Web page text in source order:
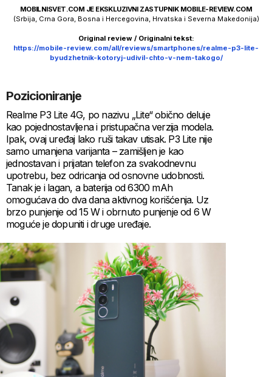
MOBILNISVET.COM JE EKSKLUZIVNI ZASTUPNIK MOBILE-REVIEW.COM
(Srbija, Crna Gora, Bosna i Hercegovina, Hrvatska i Severna Makedonija)
Original review / Originalni tekst:
https://mobile-review.com/all/reviews/smartphones/realme-p3-lite-
byudzhetnik-kotoryj-udivil-chto-v-nem-takogo/
Pozicioniranje
Realme P3 Lite 4G, po nazivu „Lite“ obično deluje
kao pojednostavljena i pristupačna verzija modela.
Ipak, ovaj uređaj lako ruši takav utisak. P3 Lite nije
samo umanjena varijanta – zamišljen je kao
jednostavan i prijatan telefon za svakodnevnu
upotrebu, bez odricanja od osnovne udobnosti.
Tanak je i lagan, a baterija od 6300 mAh
omogućava do dva dana aktivnog korišćenja. Uz
brzo punjenje od 15 W i obrnuto punjenje od 6 W
moguće je dopuniti i druge uređaje.